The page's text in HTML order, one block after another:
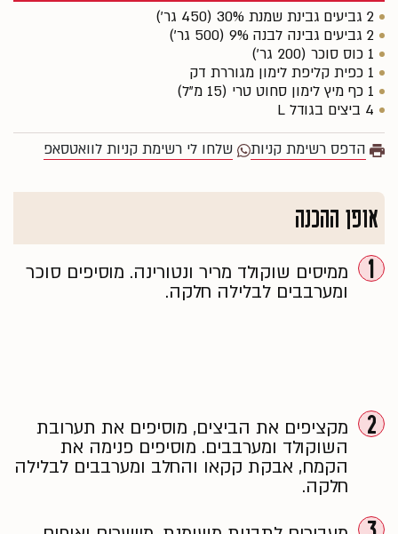
2 גביעים גבינת שמנת 30% (450 גר')
2 גביעים גבינה לבנה 9% (500 גר')
1 כוס סוכר (200 גר')
1 כפית קליפת לימון מגוררת דק
1 כף מיץ לימון סחוט טרי (15 מ"ל)
4 ביצים בגודל L
הדפס רשימת קניות שלחו לי רשימת קניות לוואטסאפ
אופן ההכנה
1
ממיסים שוקולד מריר ונטורינה. מוסיפים סוכר
ומערבבים לבלילה חלקה.
2
מקציפים את הביצים, מוסיפים את תערובת
השוקולד ומערבבים. מוסיפים פנימה את
הקמח, אבקת קקאו והחלב ומערבבים לבלילה
חלקה.